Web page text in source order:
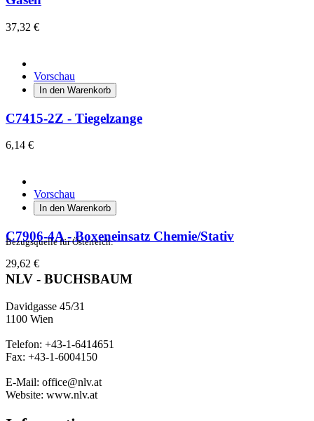
37,32 €
Vorschau
In den Warenkorb
C7415-2Z - Tiegelzange
6,14 €
Vorschau
In den Warenkorb
C7906-4A - Boxeneinsatz Chemie/Stativ
29,62 €
Bezugsquelle für Österreich:
NLV - BUCHSBAUM
Davidgasse 45/31
1100 Wien
Telefon: +43-1-6414651
Fax: +43-1-6004150
E-Mail: office@nlv.at
Website: www.nlv.at